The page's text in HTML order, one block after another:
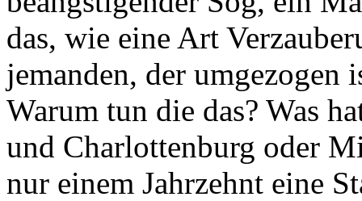
das, wie eine Art
jemanden, der
Warum tun die das? Was
und Charlottenburg oder
nur einem Jahrzehnt eine